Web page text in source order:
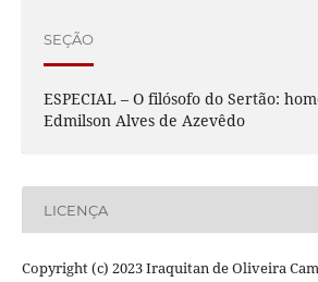
SEÇÃO
ESPECIAL – O filósofo do Sertão:
Edmilson Alves de Azevêdo
LICENÇA
Copyright (c) 2023 Iraquitan de Oliveira